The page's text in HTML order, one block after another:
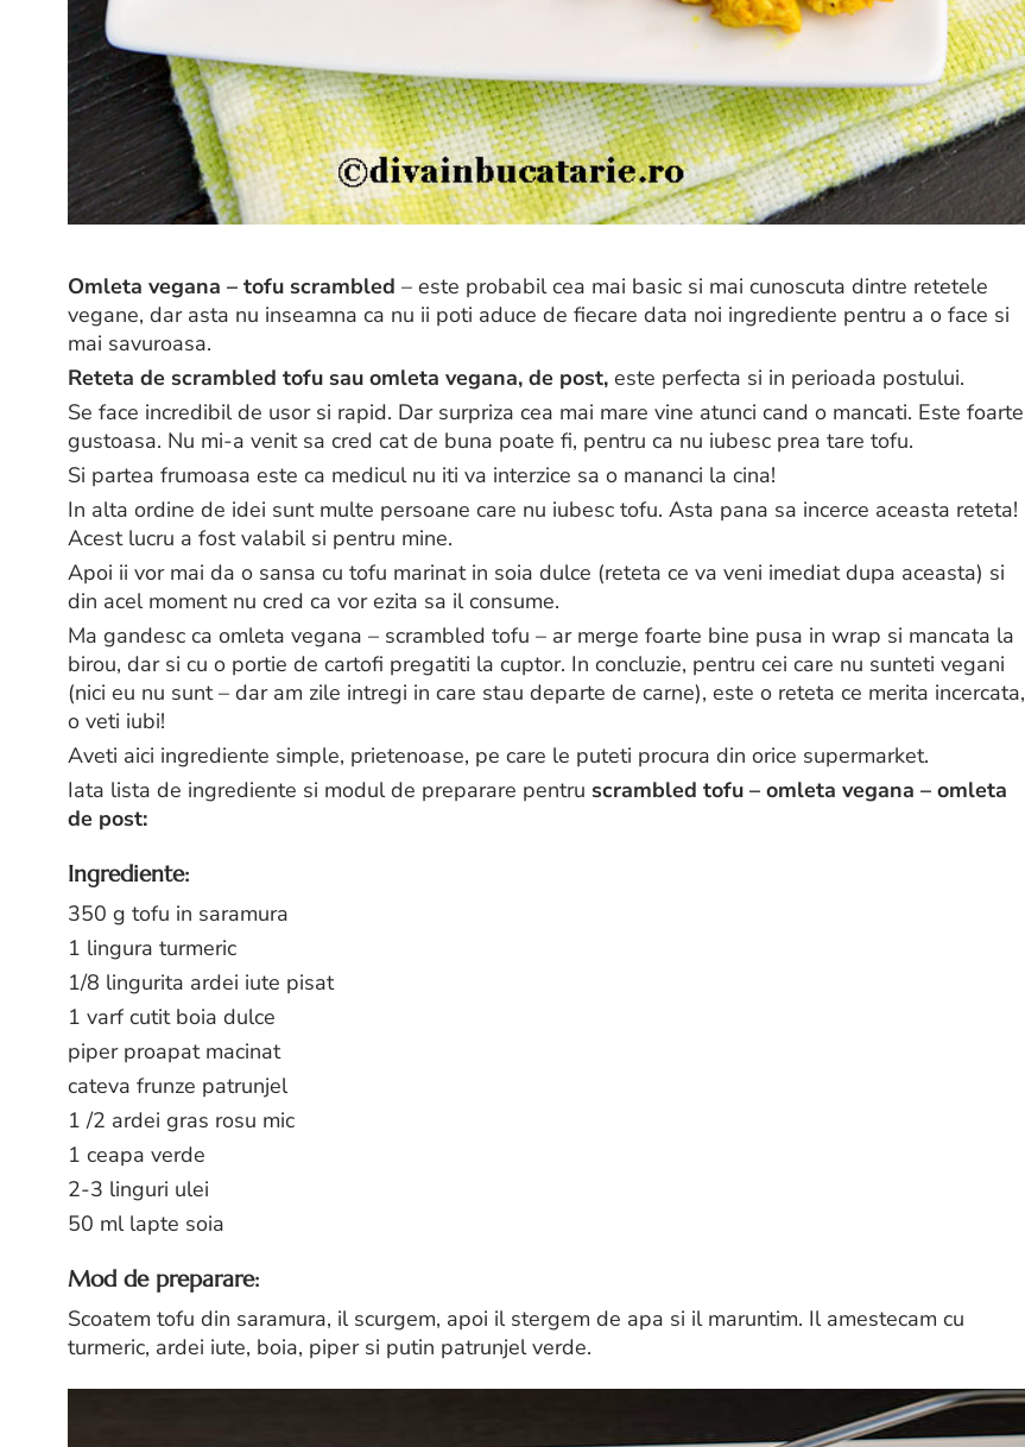
Omleta vegana – tofu scrambled – este probabil cea mai basic si mai cunoscuta dintre retetele
vegane, dar asta nu inseamna ca nu ii poti aduce de fiecare data noi ingrediente pentru a o face si
mai savuroasa.
Reteta de scrambled tofu sau omleta vegana, de post, este perfecta si in perioada postului.
Se face incredibil de usor si rapid. Dar surpriza cea mai mare vine atunci cand o mancati. Este foarte
gustoasa. Nu mi-a venit sa cred cat de buna poate fi, pentru ca nu iubesc prea tare tofu.
Si partea frumoasa este ca medicul nu iti va interzice sa o mananci la cina!
In alta ordine de idei sunt multe persoane care nu iubesc tofu. Asta pana sa incerce aceasta reteta!
Acest lucru a fost valabil si pentru mine.
Apoi ii vor mai da o sansa cu tofu marinat in soia dulce (reteta ce va veni imediat dupa aceasta) si
din acel moment nu cred ca vor ezita sa il consume.
Ma gandesc ca omleta vegana – scrambled tofu – ar merge foarte bine pusa in wrap si mancata la
birou, dar si cu o portie de cartofi pregatiti la cuptor. In concluzie, pentru cei care nu sunteti vegani
(nici eu nu sunt – dar am zile intregi in care stau departe de carne), este o reteta ce merita incercata,
o veti iubi!
Aveti aici ingrediente simple, prietenoase, pe care le puteti procura din orice supermarket.
Iata lista de ingrediente si modul de preparare pentru scrambled tofu – omleta vegana – omleta
de post:
Ingrediente:
350 g tofu in saramura
1 lingura turmeric
1/8 lingurita ardei iute pisat
1 varf cutit boia dulce
piper proapat macinat
cateva frunze patrunjel
1 /2 ardei gras rosu mic
1 ceapa verde
2-3 linguri ulei
50 ml lapte soia
Mod de preparare:
Scoatem tofu din saramura, il scurgem, apoi il stergem de apa si il maruntim. Il amestecam cu
turmeric, ardei iute, boia, piper si putin patrunjel verde.